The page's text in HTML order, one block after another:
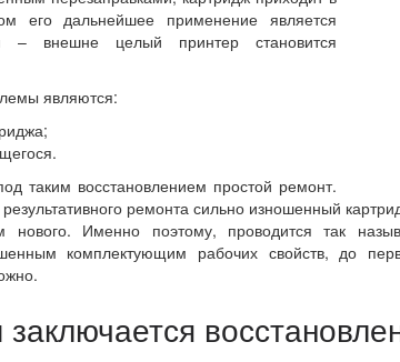
его дальнейшее применение является
– внешне целый принтер становится
являются:
таким восстановлением простой ремонт.
ремонта сильно изношенный
нового. Именно поэтому, проводится так
комплектующим рабочих свойств, до